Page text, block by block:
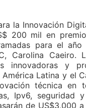
la Innovación
200 mil en
para el
Carolina
innovadoras y
Latina y el
técnica en
Ipv6, seguridad
de US$3,000